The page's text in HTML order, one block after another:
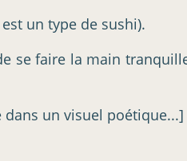
un type de sushi).
se faire la main
un visuel poétique...]